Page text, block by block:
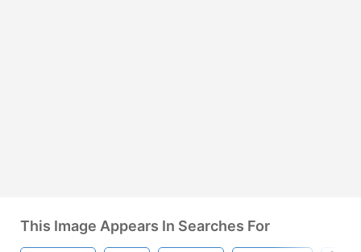
This Image Appears In Searches For